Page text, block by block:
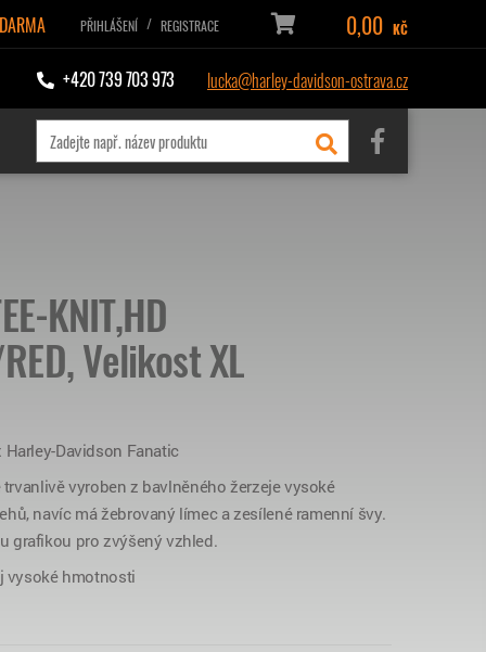
PŘIHLÁŠENÍ / REGISTRACE 0,00 KČ
+420 739 703 973 lucka@harley-davidson-ostrava.cz
KNIT,HD
Velikost XL
Davidson Fanatic
vyroben z bavlněného žerzeje vysoké
navíc má žebrovaný límec a zesílené ramenní švy.
grafikou pro zvýšený vzhled.
vysoké hmotnosti